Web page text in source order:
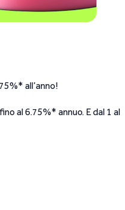
all’anno!
al 6.75%* annuo. E dal 1 al